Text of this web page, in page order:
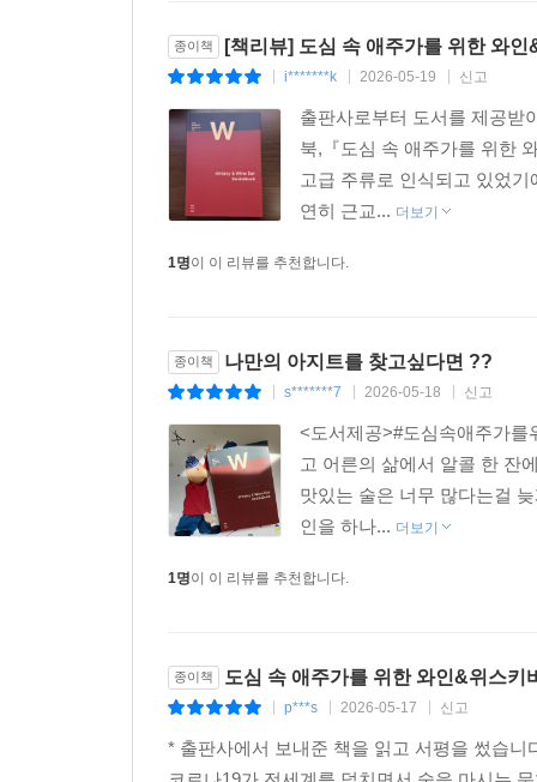
종이책 [책리뷰] 도심 속 애주가를 위한 와
i*******k 2026-05-19 신고
출판사로부터 도서를 제공받
북,『도심 속 애주가를 위한
고급 주류로 인식되고 있었
연히 근교... 더보기
1명이 이 리뷰를 추천합니다.
종이책 나만의 아지트를 찾고싶다면 ??
s*******7 2026-05-18 신고
<도서제공>#도심속애주가를
고 어른의 삶에서 알콜 한 잔
맛있는 술은 너무 많다는걸
인을 하나... 더보기
1명이 이 리뷰를 추천합니다.
종이책 도심 속 애주가를 위한 와인&위스키
p***s 2026-05-17 신고
* 출판사에서 보내준 책을 읽고 서평을 썼습